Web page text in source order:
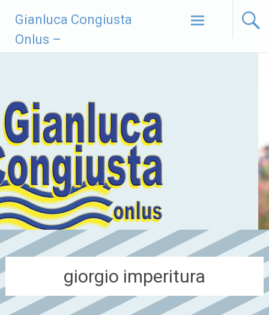
contenuto
Gianluca Congiusta
Onlus –
giorgio imperitura